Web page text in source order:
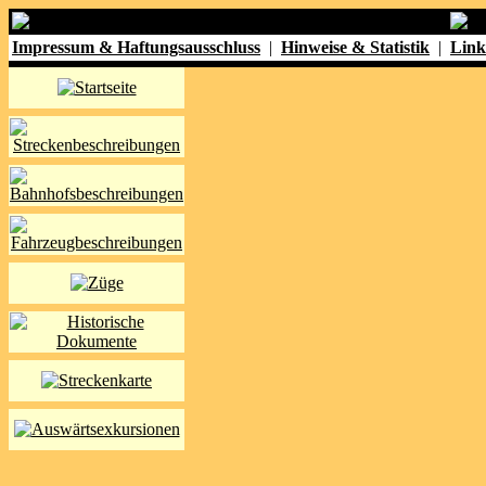
Impressum & Haftungsausschluss | Hinweise & Statistik |